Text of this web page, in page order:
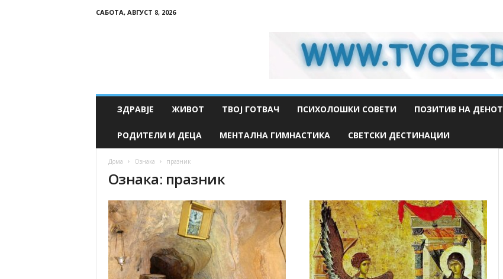
САБОТА, АВГУСТ 8, 2026
ЗДРАВЈЕ ЖИВОТ ТВОЈ ГОТВАЧ ПСИХОЛОШКИ СОВЕТИ ПОЗИТИВ НА ДЕНОТ
РОДИТЕЛИ И ДЕЦА МЕНТАЛНА ГИМНАСТИКА СВЕТСКИ ДЕСТИНАЦИИ
Дома Ознака празник
Ознака: празник